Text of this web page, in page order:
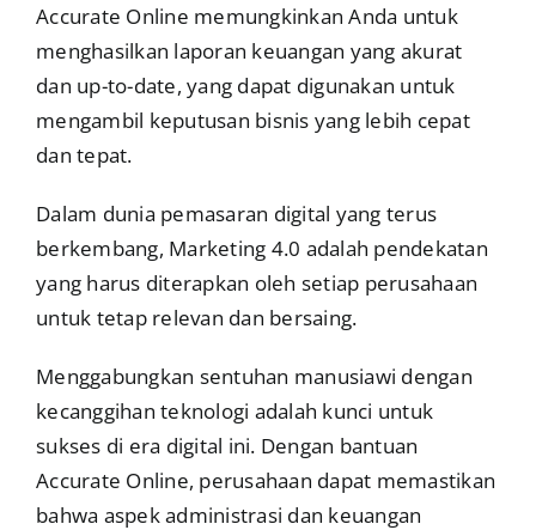
Accurate Online memungkinkan Anda untuk
menghasilkan laporan keuangan yang akurat
dan up-to-date, yang dapat digunakan untuk
mengambil keputusan bisnis yang lebih cepat
dan tepat.
Dalam dunia pemasaran digital yang terus
berkembang, Marketing 4.0 adalah pendekatan
yang harus diterapkan oleh setiap perusahaan
untuk tetap relevan dan bersaing.
Menggabungkan sentuhan manusiawi dengan
kecanggihan teknologi adalah kunci untuk
sukses di era digital ini. Dengan bantuan
Accurate Online, perusahaan dapat memastikan
bahwa aspek administrasi dan keuangan